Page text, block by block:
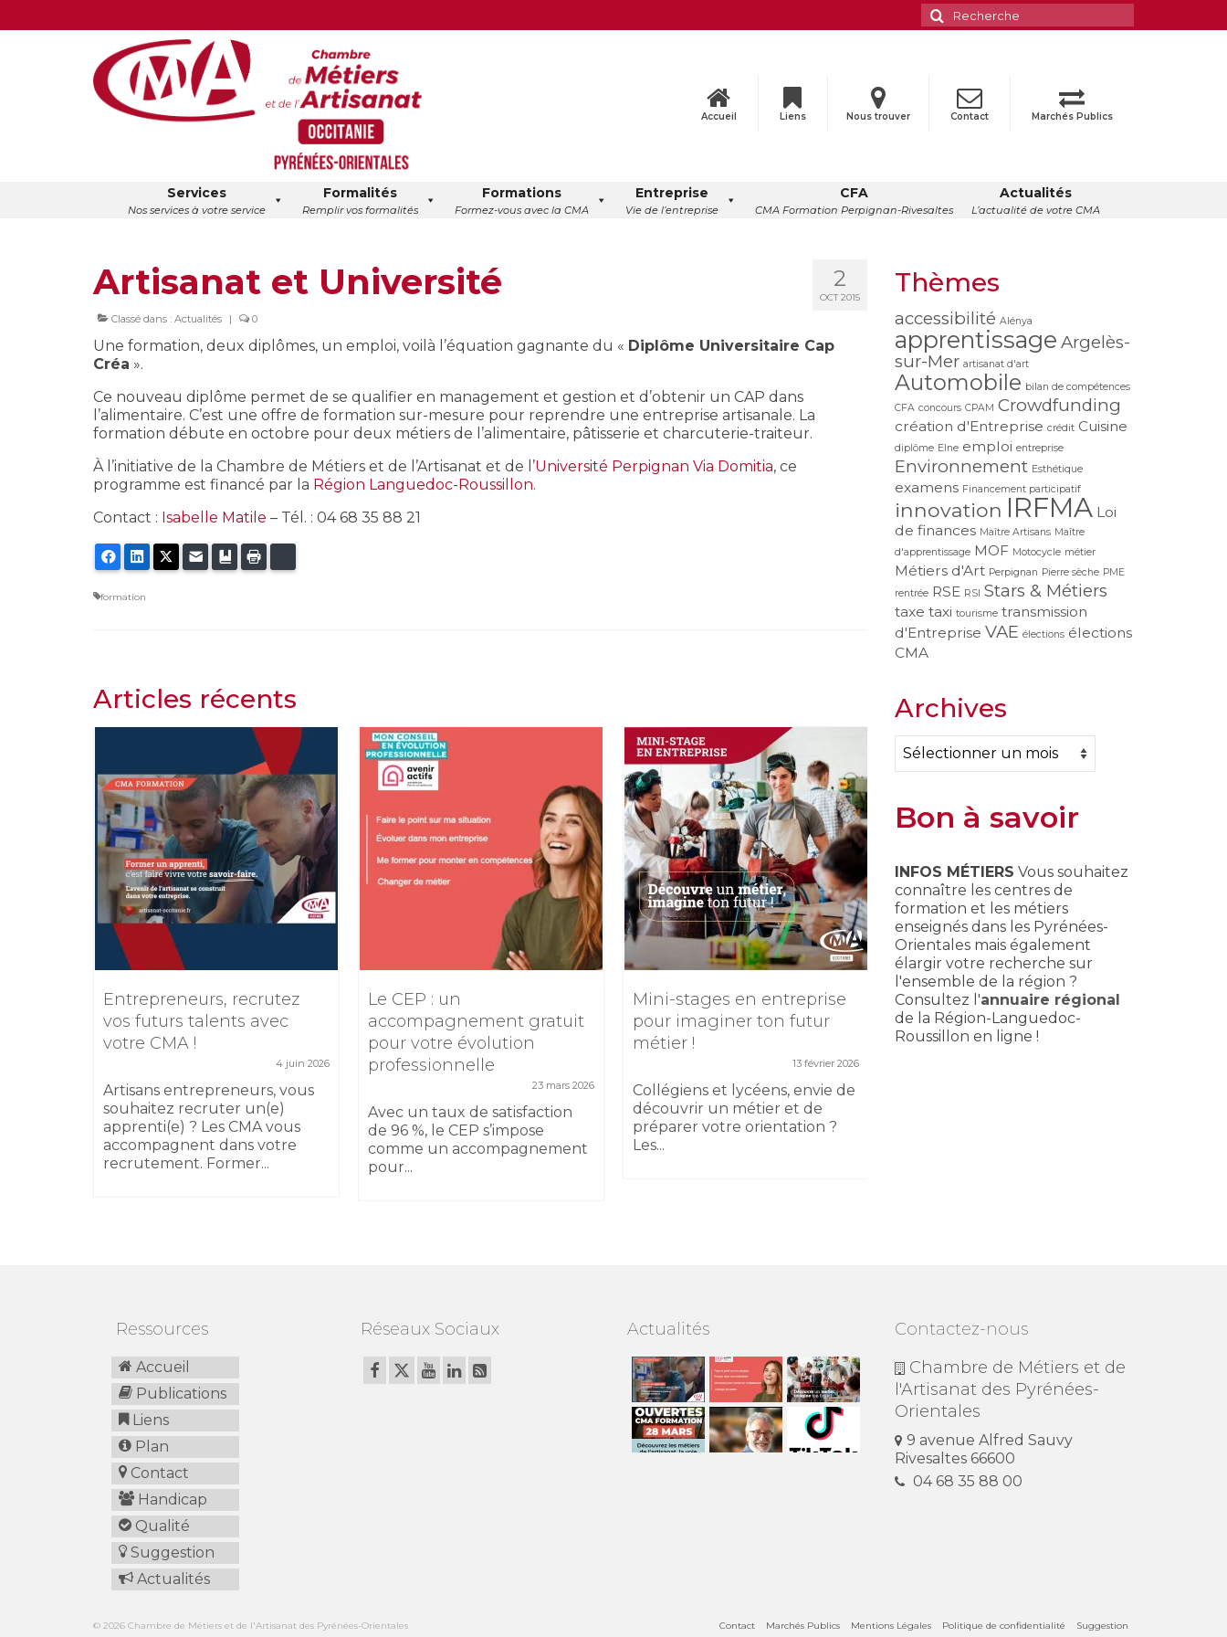
Rechercher
:
Accueil Liens Nous trouver Contact Marchés Publics
Services
Nos services à votre service
Formalités
Remplir vos formalités
Formations
Formez-vous avec la CMA
Entreprise
Vie de l’entreprise
CFA
CMA Formation Perpignan-Rivesaltes
Actualités
L’actualité de votre CMA
2
OCT 2015
Artisanat et Université
Classé dans : Actualités | 0
Une formation, deux diplômes, un emploi, voilà l’équation gagnante du « Diplôme Universitaire Cap
Créa ».
Ce nouveau diplôme permet de se qualifier en management et gestion et d’obtenir un CAP dans
l’alimentaire. C’est une offre de formation sur-mesure pour reprendre une entreprise artisanale. La
formation débute en octobre pour deux métiers de l’alimentaire, pâtisserie et charcuterie-traiteur.
À l’initiative de la Chambre de Métiers et de l’Artisanat et de l’Université Perpignan Via Domitia, ce
programme est financé par la Région Languedoc-Roussillon.
Contact : Isabelle Matile – Tél. : 04 68 35 88 21
FacebookLinkedInTwitter
E-mail Ajouter aux favoris
formation
Articles récents
Entrepreneurs, recrutez
vos futurs talents avec
votre CMA !
4 juin 2026
Artisans entrepreneurs, vous
souhaitez recruter un(e)
apprenti(e) ? Les CMA vous
accompagnent dans votre
recrutement. Former...
Le CEP : un
accompagnement gratuit
pour votre évolution
professionnelle
23 mars 2026
Avec un taux de satisfaction
de 96 %, le CEP s’impose
comme un accompagnement
pour...
Mini-stages en entreprise
pour imaginer ton futur
métier !
13 février 2026
Collégiens et lycéens, envie de
découvrir un métier et de
préparer votre orientation ?
Les...
Portes ouvertes CMA
Formation
Thèmes
accessibilité Alénya
apprentissage Argelès-
sur-Mer artisanat d'art
Automobile bilan de compétences
CFA concours CPAM Crowdfunding
création d'Entreprise crédit Cuisine
diplôme Elne emploi entreprise
Environnement Esthétique
examens Financement participatif
innovation IRFMA Loi
de finances Maître Artisans Maître
d'apprentissage MOF Motocycle métier
Métiers d'Art Perpignan Pierre sèche PME
rentrée RSE RSI Stars & Métiers
taxe taxi tourisme transmission
d'Entreprise VAE élections élections
CMA
Archives
Archives
Bon à savoir
INFOS MÉTIERS Vous souhaitez
connaître les centres de
formation et les métiers
enseignés dans les Pyrénées-
Orientales mais également
élargir votre recherche sur
l'ensemble de la région ?
Consultez l'annuaire régional
de la Région-Languedoc-
Roussillon en ligne !
Ressources
Accueil
Publications
Liens
Plan
Contact
Handicap
Qualité
Suggestion
Actualités
Réseaux Sociaux Actualités
Contactez-nous
Chambre de Métiers et de
l'Artisanat des Pyrénées-
Orientales
9 avenue Alfred Sauvy
Rivesaltes 66600
04 68 35 88 00
Contact Marchés Publics Mentions Légales Politique de confidentialité Suggestion
© 2026 Chambre de Métiers et de l'Artisanat des Pyrénées-Orientales